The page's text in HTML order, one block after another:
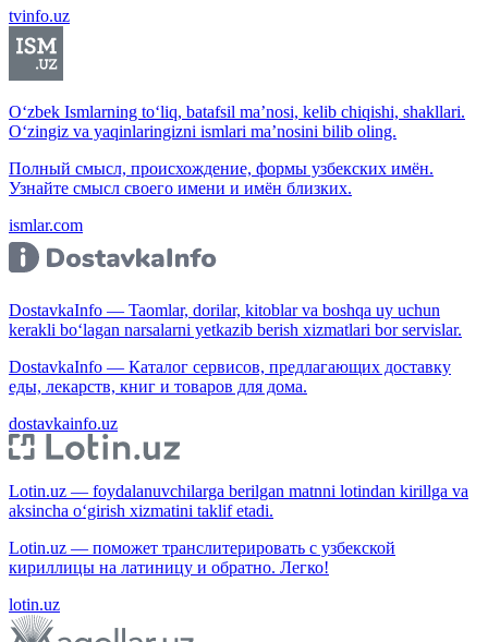
tvinfo.uz
O‘zbek Ismlarning to‘liq, batafsil ma’nosi, kelib chiqishi, shakllari.
O‘zingiz va yaqinlaringizni ismlari ma’nosini bilib oling.
Полный смысл, происхождение, формы узбекских имён.
Узнайте смысл своего имени и имён близких.
ismlar.com
DostavkaInfo — Taomlar, dorilar, kitoblar va boshqa uy uchun
kerakli bo‘lagan narsalarni yetkazib berish xizmatlari bor servislar.
DostavkaInfo — Каталог сервисов, предлагающих доставку
еды, лекарств, книг и товаров для дома.
dostavkainfo.uz
Lotin.uz — foydalanuvchilarga berilgan matnni lotindan kirillga va
aksincha o‘girish xizmatini taklif etadi.
Lotin.uz — поможет транслитерировать с узбекской
кириллицы на латиницу и обратно. Легко!
lotin.uz